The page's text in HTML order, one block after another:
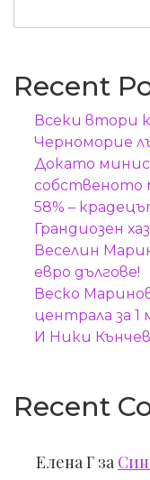
Recent
Всеки втори
Черноморие
Докато
собственото
58% –
Грандиозен
Веселин
евро дългове!
Веско
централа за 1
И Ники
Recent
Елена Г за